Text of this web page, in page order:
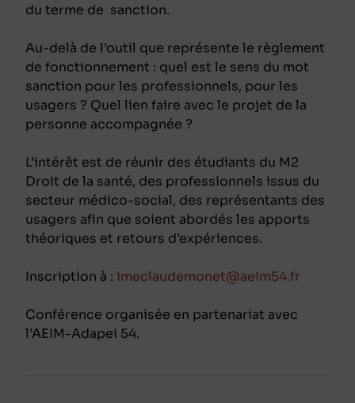
du terme de sanction.
Au-delà de l’outil que représente le règlement
de fonctionnement : quel est le sens du mot
sanction pour les professionnels, pour les
usagers ? Quel lien faire avec le projet de la
personne accompagnée ?
L’intérêt est de réunir des étudiants du M2
Droit de la santé, des professionnels issus du
secteur médico-social, des représentants des
usagers afin que soient abordés les apports
théoriques et retours d’expériences.
Inscription à : imeclaudemonet@aeim54.fr
Conférence organisée en partenariat avec
l’AEIM-Adapei 54.